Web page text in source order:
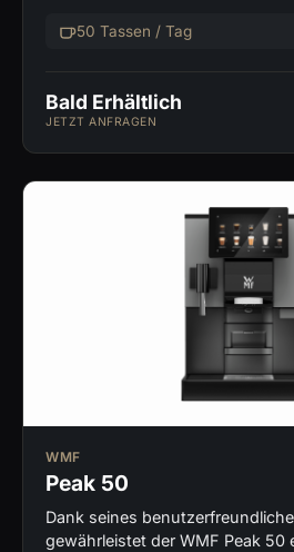
50 Tassen / Tag
Bald Erhältlich
JETZT ANFRAGEN
WMF
Peak 50
Dank seines
gewährleistet der WMF Peak 50